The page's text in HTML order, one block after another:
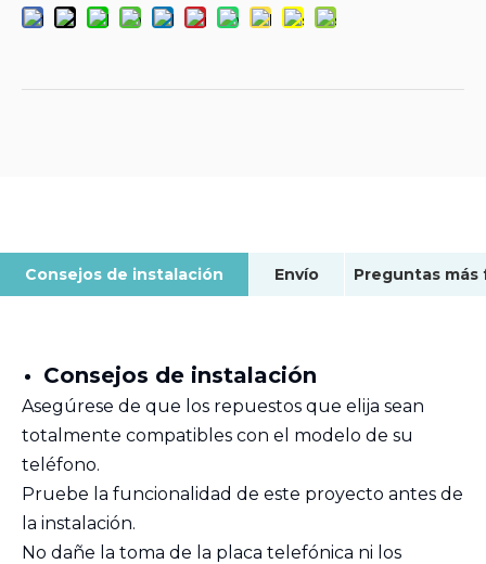
Consejos de instalación Envío
Consejos de instalación
Asegúrese de que los repuestos que elija sean
totalmente compatibles con el modelo de su
teléfono.
Pruebe la funcionalidad de este proyecto antes de
la instalación.
No dañe la toma de la placa telefónica ni los